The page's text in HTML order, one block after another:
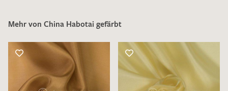
Mehr von China Habotai gefärbt